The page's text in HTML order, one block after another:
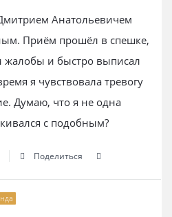
Анатольевичем
Приём прошёл в спешке,
и быстро выписал
я чувствовала тревогу
Думаю, что я не одна
с подобным?
Поделиться